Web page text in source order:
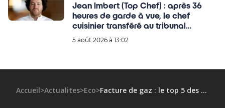
Jean Imbert (Top Chef) : après 36
heures de garde à vue, le chef
cuisinier transféré au tribunal
judiciaire de Paris, tous les détails !
5 août 2026 à 13:02
Accueil>Actualites>Eco> Facture de gaz : le top 5 des offres les moins chères en octobre